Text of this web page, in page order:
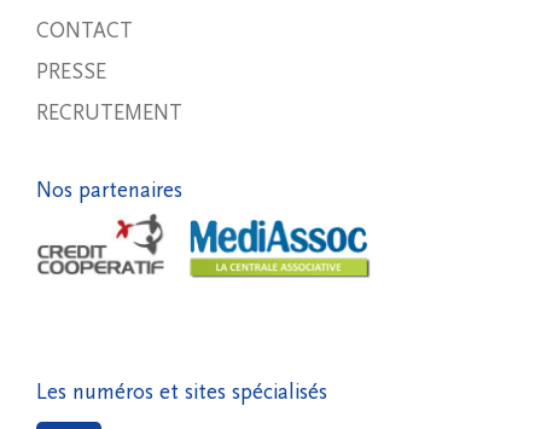
CONTACT
PRESSE
RECRUTEMENT
Nos partenaires
Les numéros et sites spécialisés